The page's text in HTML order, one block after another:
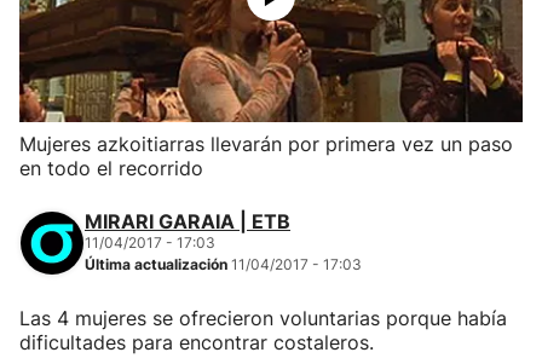
Mujeres azkoitiarras llevarán por primera vez un paso
en todo el recorrido
MIRARI GARAIA | ETB
11/04/2017 - 17:03
Última actualización 11/04/2017 - 17:03
Las 4 mujeres se ofrecieron voluntarias porque había
dificultades para encontrar costaleros.